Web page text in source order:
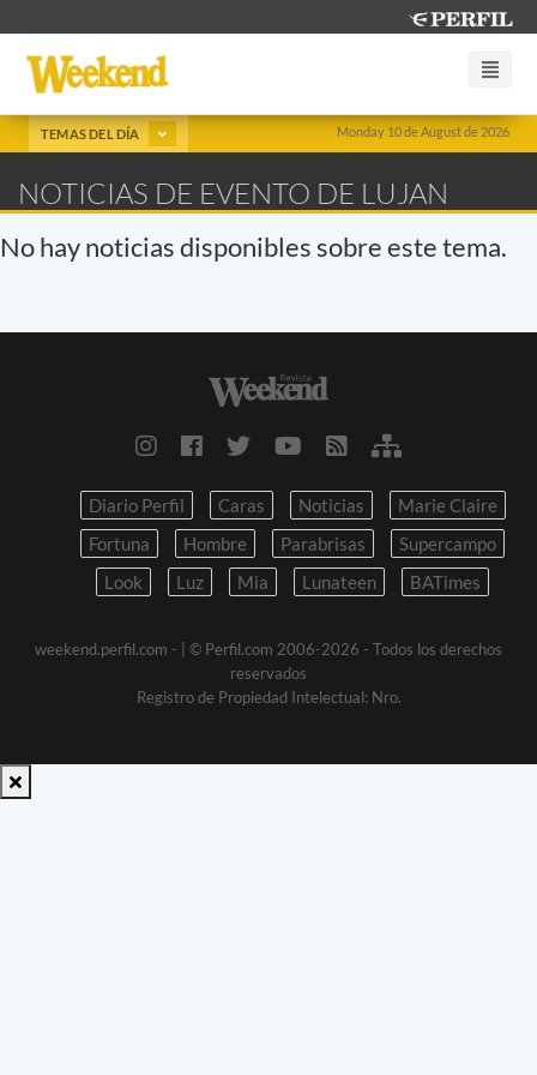
Monday 10 de August de 2026
TEMAS DEL DÍA
NOTICIAS DE EVENTO DE LUJAN
No hay noticias disponibles sobre este tema.
Diario Perfil Caras Noticias
Marie Claire
Fortuna
Hombre Parabrisas
Supercampo
Look
Luz Mia Lunateen BATimes
weekend.perfil.com -
| © Perfil.com 2006-2026 - Todos los derechos
reservados
Registro de Propiedad Intelectual: Nro.